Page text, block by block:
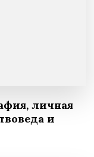
личная
и